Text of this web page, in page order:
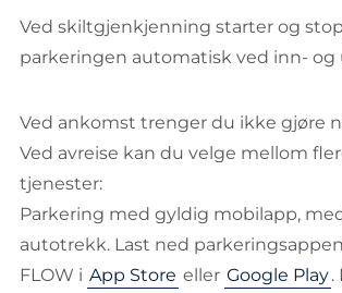
Ved skiltgjenkjenning starter og
parkeringen automatisk ved inn-
Ved ankomst trenger du ikke gjøre
Ved avreise kan du velge mellom
tjenester:
Parkering med gyldig mobilapp,
autotrekk. Last ned
FLOW i App Store eller Google Play.